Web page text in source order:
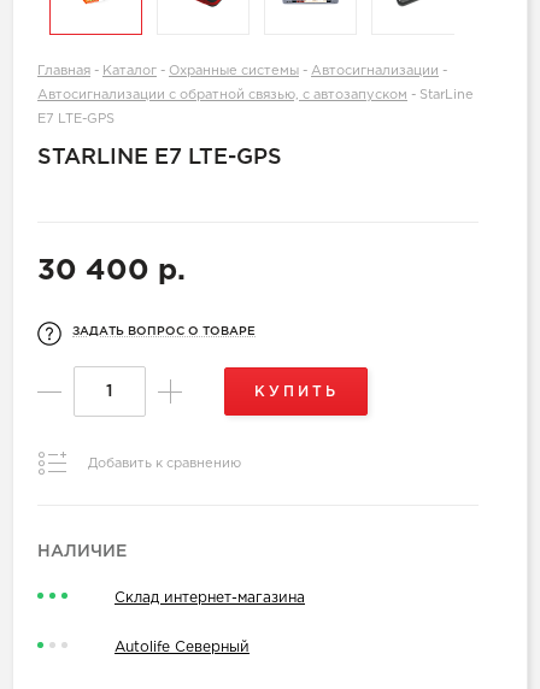
Главная - Каталог - Охранные системы - Автосигнализации -
Автосигнализации с обратной связью, с автозапуском - StarLine
E7 LTE-GPS
STARLINE E7 LTE-GPS
30 400 р.
ЗАДАТЬ ВОПРОС О ТОВАРЕ
КУПИТЬ
Добавить к сравнению
НАЛИЧИЕ
Склад интернет-магазина
Autolife Северный